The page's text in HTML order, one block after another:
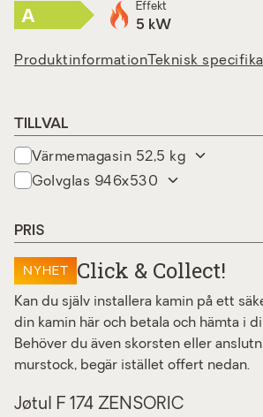
A Effekt
5 kW
Produktinformation Teknisk
TILLVAL
värmemagasin 52,5 kg
golvglas 946x530
PRIS
NYHET Click & Collect!
Kan du själv installera kamin på ett
din kamin här och betala och hämta i
Behöver du även skorsten eller
murstock, begär istället offert nedan.
Jøtul F 174 ZENSORIC